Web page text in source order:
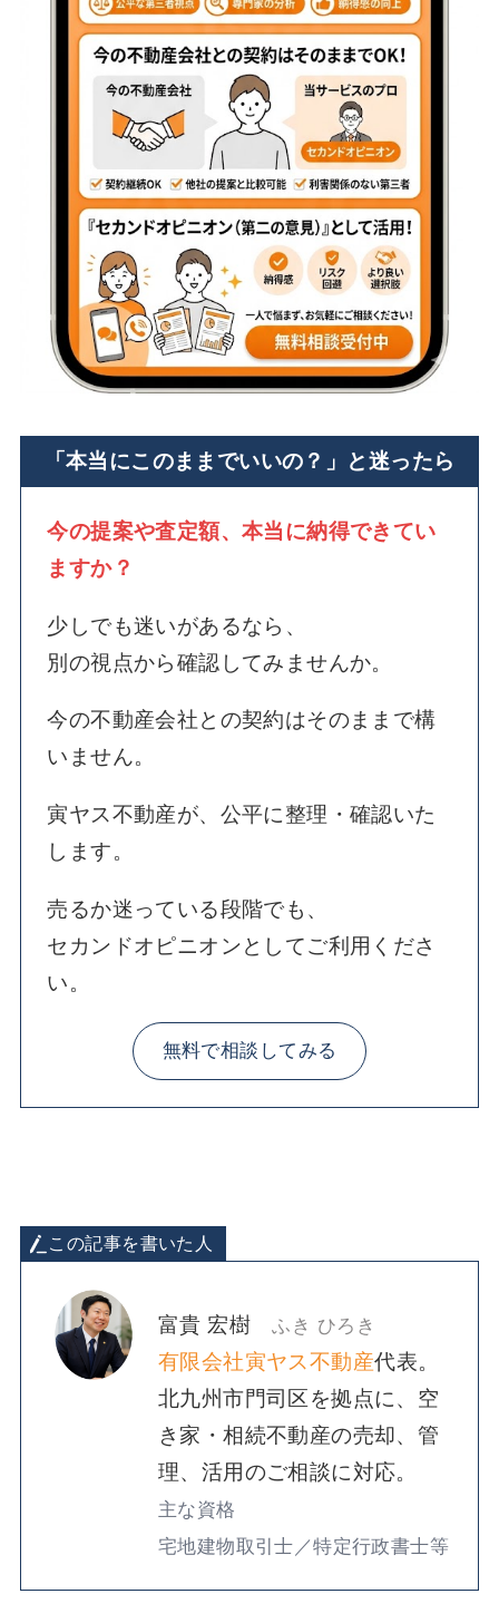
「本当にこのままでいいの？」と迷ったら
今の提案や査定額、本当に納得できてい
ますか？
少しでも迷いがあるなら、
別の視点から確認してみませんか。
今の不動産会社との契約はそのままで構
いません。
寅ヤス不動産が、公平に整理・確認いた
します。
売るか迷っている段階でも、
セカンドオピニオンとしてご利用くださ
い。
無料で相談してみる
この記事を書いた人
富貴 宏樹ふき ひろき
有限会社寅ヤス不動産代表。
北九州市門司区を拠点に、空
き家・相続不動産の売却、管
理、活用のご相談に対応。
主な資格
宅地建物取引士／特定行政書士等